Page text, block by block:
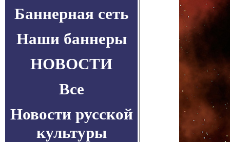
Баннерная сеть
Наши баннеры
НОВОСТИ
Все
Новости русской
культуры